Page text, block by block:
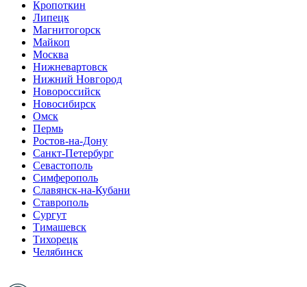
Кропоткин
Липецк
Магнитогорск
Майкоп
Москва
Нижневартовск
Нижний Новгород
Новороссийск
Новосибирск
Омск
Пермь
Ростов-на-Дону
Санкт-Петербург
Севастополь
Симферополь
Славянск-на-Кубани
Ставрополь
Сургут
Тимашевск
Тихорецк
Челябинск